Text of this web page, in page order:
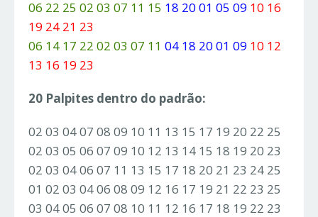
06 22 25 02 03 07 11 15 18 20 01 05 09 10 16
19 24 21 23
06 14 17 22 02 03 07 11 04 18 20 01 09 10 12
13 16 19 23
20 Palpites dentro do padrão:
02 03 04 07 08 09 10 11 13 15 17 19 20 22 25
02 03 05 06 07 09 10 12 13 14 15 18 19 20 23
02 03 04 06 07 11 13 15 17 18 20 21 23 24 25
01 02 03 04 06 08 09 12 16 17 19 21 22 23 25
03 04 05 06 07 08 10 11 12 16 17 18 19 22 23